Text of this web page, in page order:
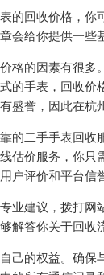
的回收价格，
会给你提供一些
格的因素有很
的手表，回收
盛誉，因此在杭
的二手手表回收
估价服务，你
户评价和平台信
业建议，拨打
解答你关于回收
己的权益。确